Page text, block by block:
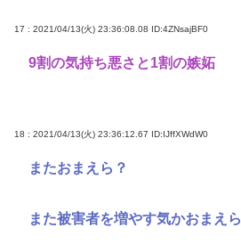
17 : 2021/04/13(火) 23:36:08.08 ID:4ZNsajBF0
9割の気持ち悪さと1割の嫉妬
18 : 2021/04/13(火) 23:36:12.67 ID:IJffXWdW0
またおまえら？
また被害者を増やす気かおまえら